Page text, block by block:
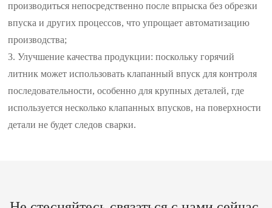
производиться непосредственно после впрыска без обрезки
впуска и других процессов, что упрощает автоматизацию
производства;
3. Улучшение качества продукции: поскольку горячий
литник может использовать клапанный впуск для контроля
последовательности, особенно для крупных деталей, где
используется несколько клапанных впусков, на поверхности
детали не будет следов сварки.